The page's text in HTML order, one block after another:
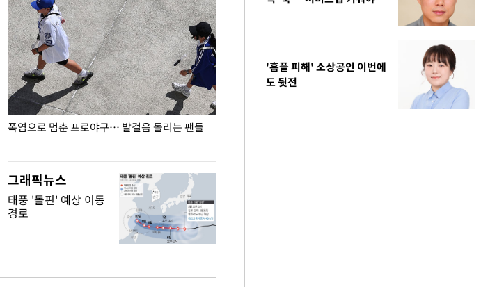
폭염으로 멈춘 프로야구… 발걸음 돌리는 팬들
그래픽뉴스
태풍 '돌핀' 예상 이동
경로
'홈플 피해' 소상공인 이번에
도 뒷전